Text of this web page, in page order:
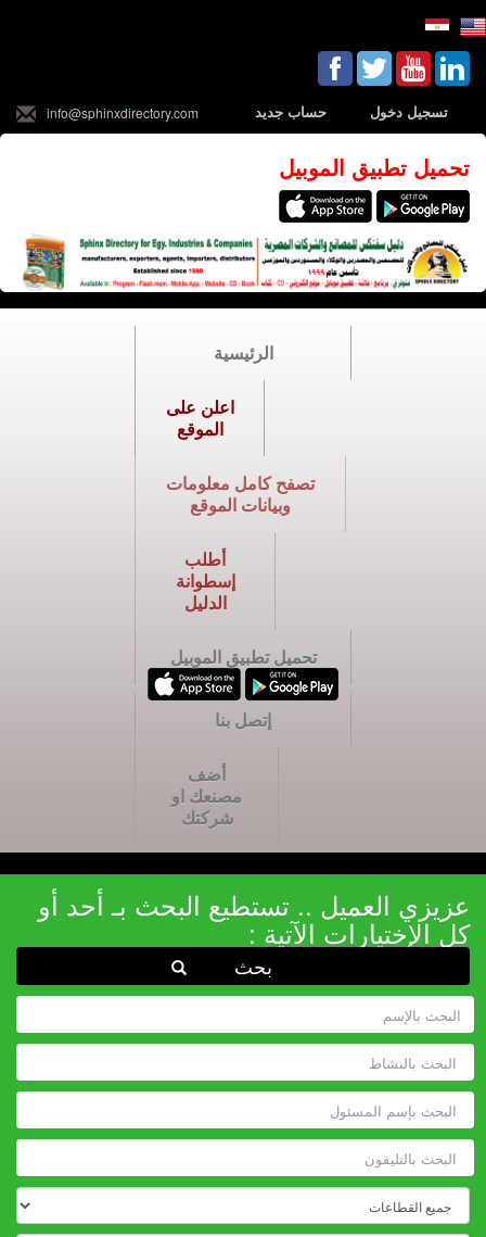
تسجيل دخول حساب جديد info@sphinxdirectory.com
تحميل تطبيق الموبيل
الرئيسية
اعلن على
الموقع
تصفح كامل معلومات
وبيانات الموقع
أطلب
إسطوانة
الدليل
تحميل تطبيق الموبيل
إتصل بنا
أضف
مصنعك او
شركتك
عزيزي العميل .. تستطيع البحث بـ أحد أو
كل الإختيارات الآتية :